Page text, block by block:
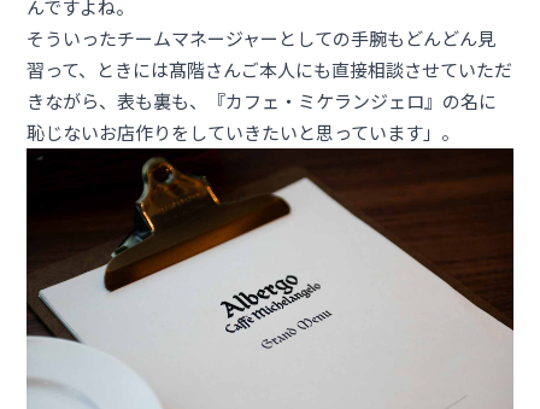
んですよね。
そういったチームマネージャーとしての手腕もどんどん見
習って、ときには髙階さんご本人にも直接相談させていただ
きながら、表も裏も、『カフェ・ミケランジェロ』の名に
恥じないお店作りをしていきたいと思っています」。